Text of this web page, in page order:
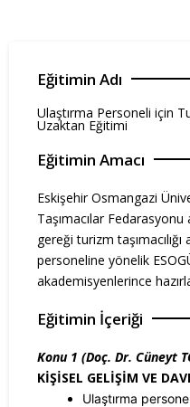
Eğitimin Adı
Ulaştırma Personeli için
Uzaktan Eğitimi
Eğitimin Amacı
Eskişehir Osmangazi
Taşımacılar
gereği turizm taşımacılığı
personeline yönelik
akademisyenlerince
Eğitimin İçeriği
Konu 1 (Doç. Dr. Cüneyt
KİŞİSEL GELİŞİM VE
Ulaştırma